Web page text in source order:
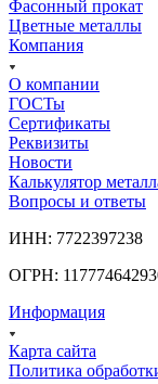
Фасонный прокат
Цветные металлы
Компания
О компании
ГОСТы
Сертификаты
Реквизиты
Новости
Калькулятор
Вопросы и ответы
ИНН: 7722397238
ОГРН:
Информация
Карта сайта
Политика